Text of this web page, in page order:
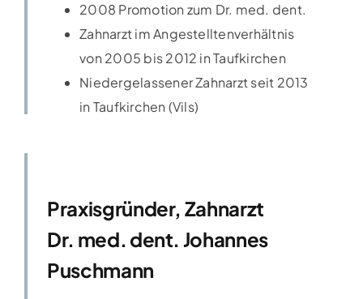
2008 Promotion zum Dr. med. dent.
Zahnarzt im Angestelltenverhältnis
von 2005 bis 2012 in Taufkirchen
Niedergelassener Zahnarzt seit 2013
in Taufkirchen (Vils)
Praxisgründer, Zahnarzt
Dr. med. dent. Johannes
Puschmann